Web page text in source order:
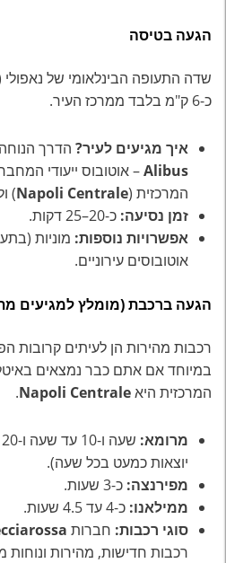
הגעה בטיסה
שדה התעופה הבינלאומי של נאפולי
כ-6 ק"מ בלבד ממרכז העיר.
איך מגיעים לעיר? הדרך
Alibus– אוטובוס ייעודי
המרכזית (Napoli Centrale
)
זמן נסיעה: כ-20–25 דקות.
אפשרויות נוספות: מוניות
אוטובוסים עירוניים.
הגעה ברכבת (מומלץ למגיעים
רכבות מהירות הן לעיתים קרובות
במיוחד אם אתם כבר נמצאים
המרכזית היאNapoli Centrale
.
מרומא:
יוצאות כמעט בכל שעה).
מפירנצה: כ-3 שעות.
ממילאנו: כ-4 עד 4.5 שעות.
סוגי רכבות: חברות
רכבות חדישות, מהירות ונוחות